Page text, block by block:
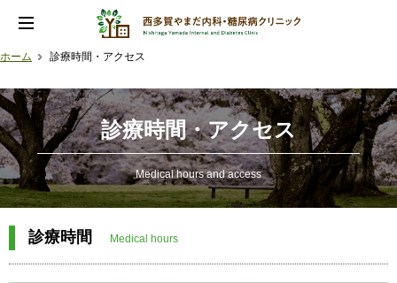
ホーム 診療時間・アクセス
診療時間・アクセス
Medical hours and access
診療時間 Medical hours